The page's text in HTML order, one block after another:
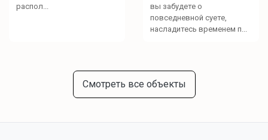
распол...
вы забудете о
повседневной суете,
насладитесь временем п...
Смотреть все объекты